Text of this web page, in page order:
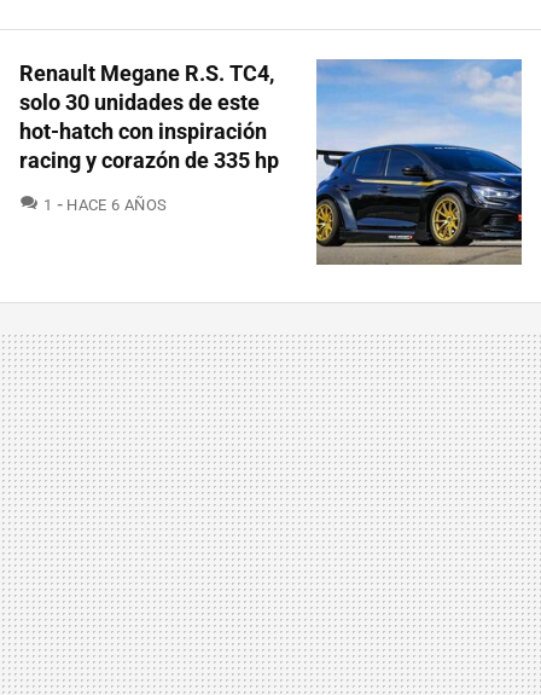
Renault Megane R.S. TC4,
solo 30 unidades de este
hot-hatch con inspiración
racing y corazón de 335 hp
1 COMENTARIOS
HACE 6 AÑOS